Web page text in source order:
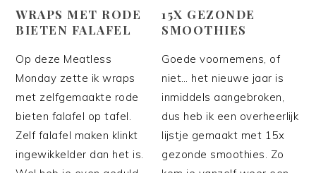
WRAPS MET RODE
BIETEN FALAFEL
Op deze Meatless
Monday zette ik wraps
met zelfgemaakte rode
bieten falafel op tafel.
Zelf falafel maken klinkt
ingewikkelder dan het is.
15X GEZONDE
SMOOTHIES
Goede voornemens, of
niet… het nieuwe jaar is
inmiddels aangebroken,
dus heb ik een overheerlijk
lijstje gemaakt met 15x
gezonde smoothies. Zo